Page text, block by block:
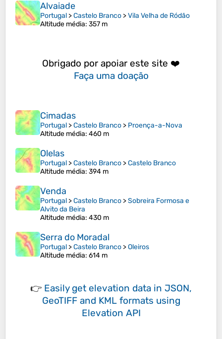
Alvaiade
Portugal >Castelo Branco >Vila Velha de Ródão
Altitude média: 357 m
Obrigado por apoiar este site ❤️
Faça uma doação
Cimadas
Portugal >Castelo Branco > Proença-a-Nova
Altitude média: 460 m
Olelas
Portugal >Castelo Branco >Castelo Branco
Altitude média: 394 m
Venda
Portugal >Castelo Branco >Sobreira Formosa e
Alvito da Beira
Altitude média: 430 m
Serra do Moradal
Portugal >Castelo Branco >Oleiros
Altitude média: 614 m
👉 Easily get elevation data in JSON,
GeoTIFF and KML formats using
Elevation API